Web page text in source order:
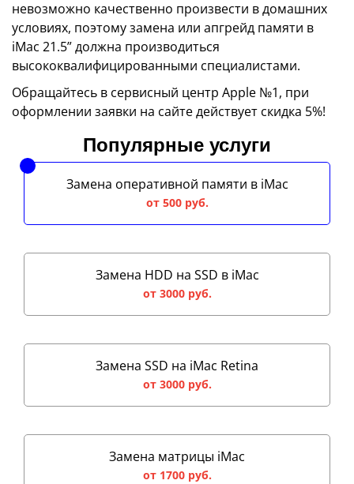
невозможно качественно произвести в домашних
условиях, поэтому замена или апгрейд памяти в
iMac 21.5” должна производиться
высококвалифицированными специалистами.
Обращайтесь в сервисный центр Apple №1, при
оформлении заявки на сайте действует скидка 5%!
Популярные услуги
Замена оперативной памяти в iMac
от 500 руб.
Замена HDD на SSD в iMac
от 3000 руб.
Замена SSD на iMac Retina
от 3000 руб.
Замена матрицы iMac
от 1700 руб.